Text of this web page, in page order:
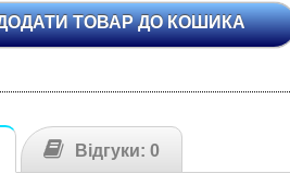
ТОВАР ДО КОШИКА
Відгуки: 0